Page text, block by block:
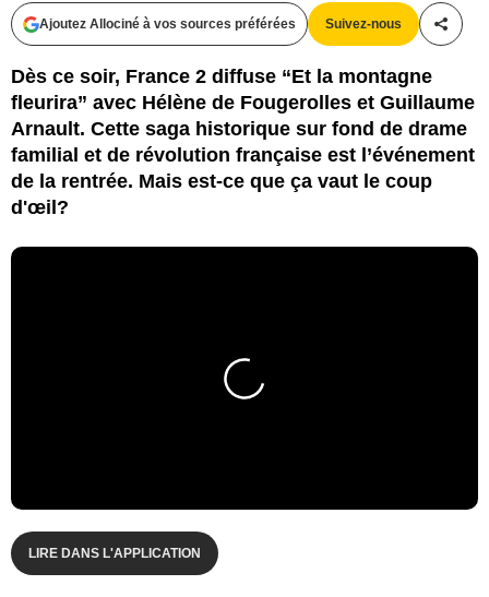
Ajoutez Allociné à vos sources préférées Suivez-nous
Dès ce soir, France 2 diffuse “Et la montagne
fleurira” avec Hélène de Fougerolles et Guillaume
Arnault. Cette saga historique sur fond de drame
familial et de révolution française est l’événement
de la rentrée. Mais est-ce que ça vaut le coup
d'œil?
LIRE DANS L'APPLICATION